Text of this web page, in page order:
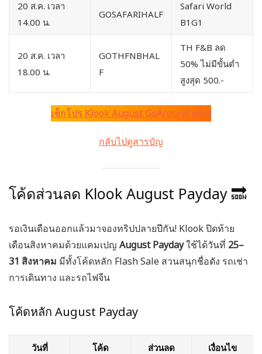
20 ส.ค. เวลา
14.00 น.
GOSAFARIHALF
Safari World
B1G1
20 ส.ค. เวลา
18.00 น.
GOTHFNBHAL
F
TH F&B ลด
50% ไม่มีขั้นต่ำ
สูงสุด 500.-
เช็กโปร Klook August GoAround คลิก!
กลับไปดูสารบัญ
โค้ดส่วนลด Klook August Payday 🔜
รอเงินเดือนออกแล้วมาจองทริปปลายปีกัน! Klook ปิดท้าย
เดือนสิงหาคมด้วยแคมเปญ August Paydayใช้ได้วันที่ 25–
31 สิงหาคม มีทั้งโค้ดหลัก Flash Sale สวนสนุกชื่อดัง รถเช่า
การเดินทาง และรถไฟจีน
โค้ดหลัก August Payday
วันที่ โค้ด ส่วนลด เงื่อนไข